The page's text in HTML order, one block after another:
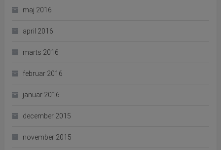
maj 2016
april 2016
marts 2016
februar 2016
januar 2016
december 2015
november 2015